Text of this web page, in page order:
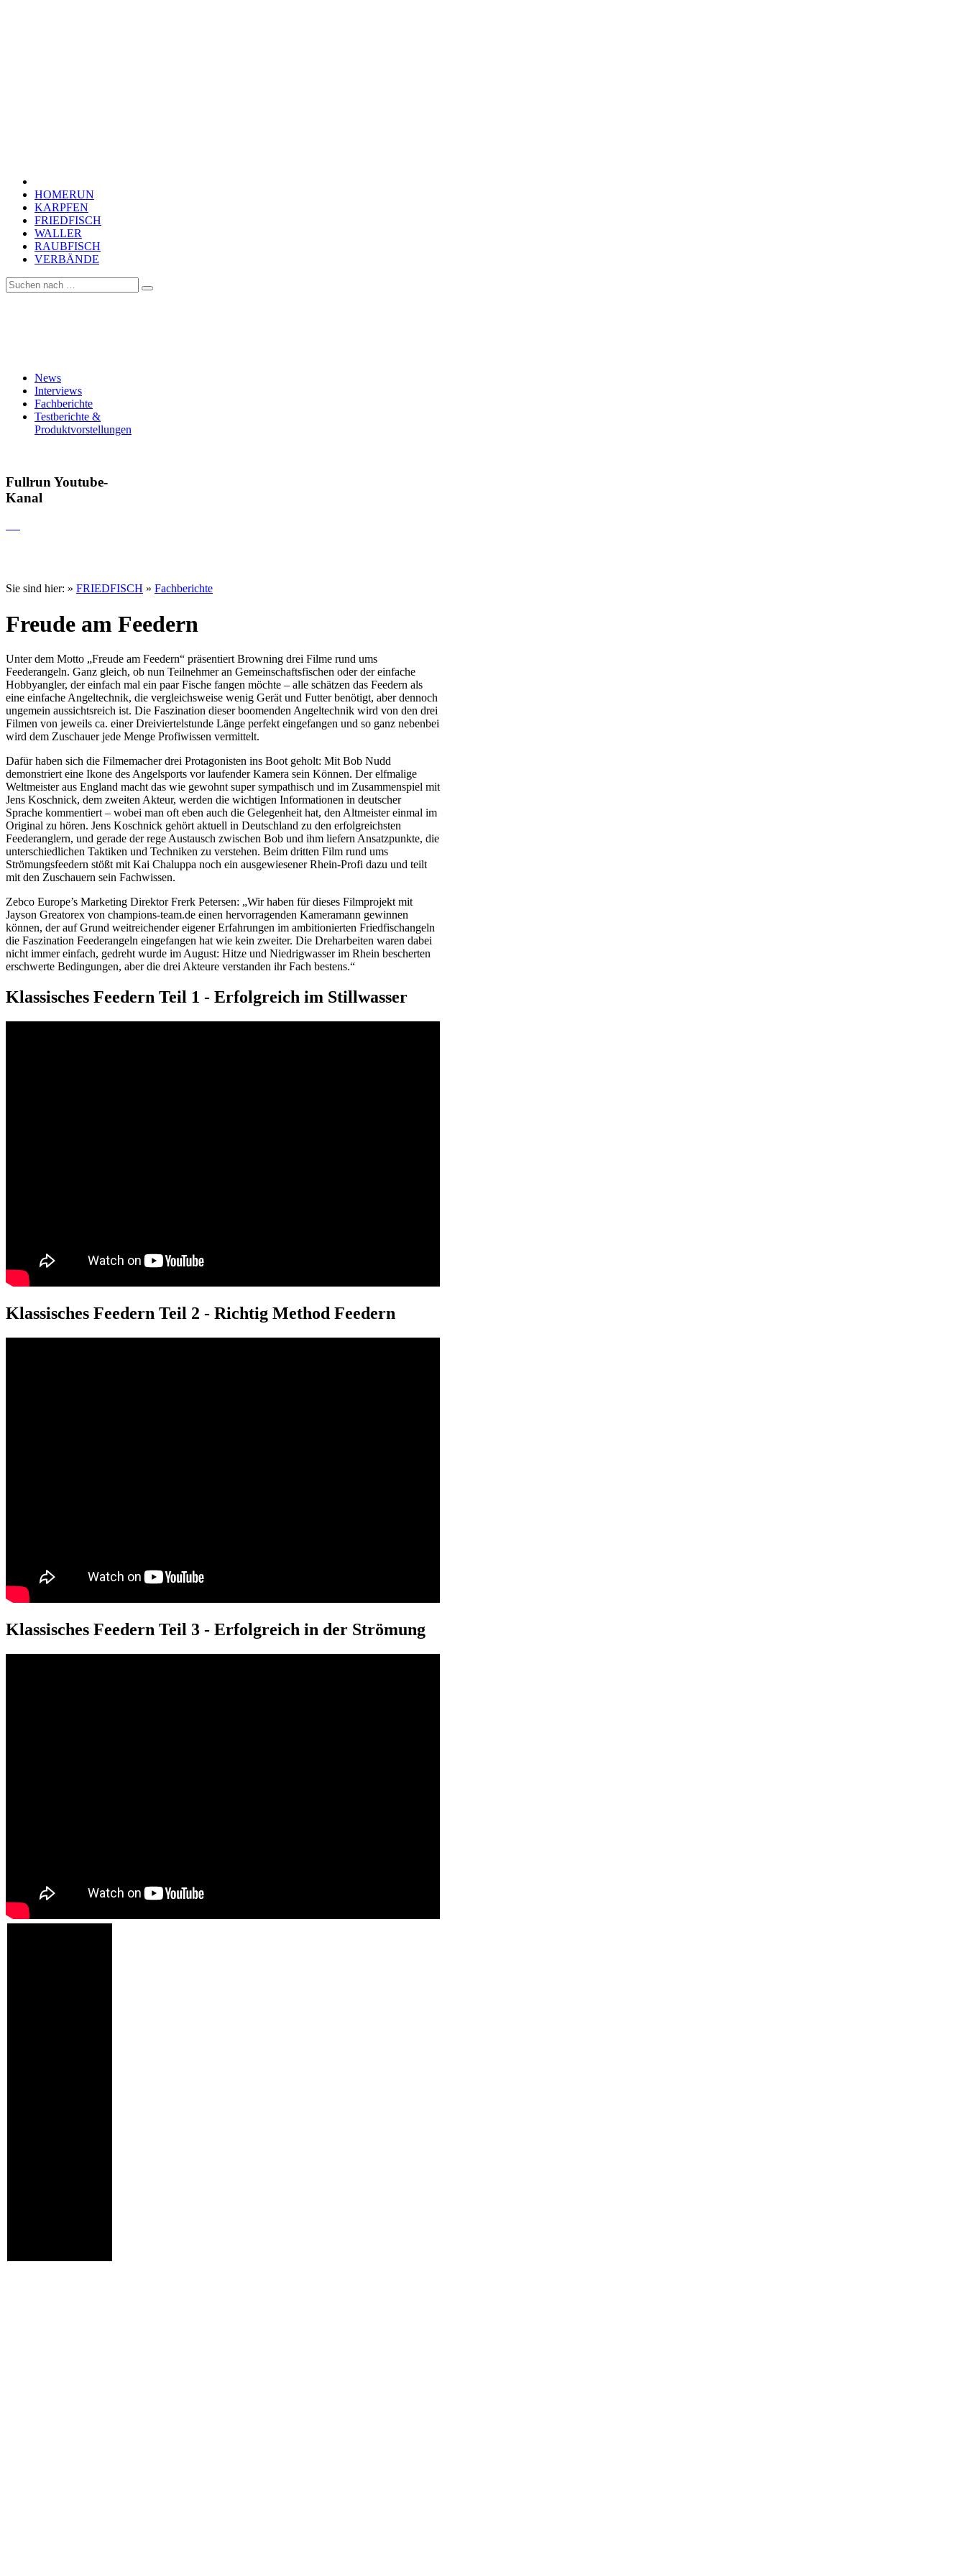
HOMERUN
KARPFEN
FRIEDFISCH
WALLER
RAUBFISCH
VERBÄNDE
News
Interviews
Fachberichte
Testberichte &
Produktvorstellungen
Fullrun Youtube-
Kanal
Sie sind hier: » FRIEDFISCH » Fachberichte
Freude am Feedern
Unter dem Motto „Freude am Feedern“ präsentiert Browning drei Filme rund ums
Feederangeln. Ganz gleich, ob nun Teilnehmer an Gemeinschaftsfischen oder der einfache
Hobbyangler, der einfach mal ein paar Fische fangen möchte – alle schätzen das Feedern als
eine einfache Angeltechnik, die vergleichsweise wenig Gerät und Futter benötigt, aber dennoch
ungemein aussichtsreich ist. Die Faszination dieser boomenden Angeltechnik wird von den drei
Filmen von jeweils ca. einer Dreiviertelstunde Länge perfekt eingefangen und so ganz nebenbei
wird dem Zuschauer jede Menge Profiwissen vermittelt.
Dafür haben sich die Filmemacher drei Protagonisten ins Boot geholt: Mit Bob Nudd
demonstriert eine Ikone des Angelsports vor laufender Kamera sein Können. Der elfmalige
Weltmeister aus England macht das wie gewohnt super sympathisch und im Zusammenspiel mit
Jens Koschnick, dem zweiten Akteur, werden die wichtigen Informationen in deutscher
Sprache kommentiert – wobei man oft eben auch die Gelegenheit hat, den Altmeister einmal im
Original zu hören. Jens Koschnick gehört aktuell in Deutschland zu den erfolgreichsten
Feederanglern, und gerade der rege Austausch zwischen Bob und ihm liefern Ansatzpunkte, die
unterschiedlichen Taktiken und Techniken zu verstehen. Beim dritten Film rund ums
Strömungsfeedern stößt mit Kai Chaluppa noch ein ausgewiesener Rhein-Profi dazu und teilt
mit den Zuschauern sein Fachwissen.
Zebco Europe’s Marketing Direktor Frerk Petersen: „Wir haben für dieses Filmprojekt mit
Jayson Greatorex von champions-team.de einen hervorragenden Kameramann gewinnen
können, der auf Grund weitreichender eigener Erfahrungen im ambitionierten Friedfischangeln
die Faszination Feederangeln eingefangen hat wie kein zweiter. Die Dreharbeiten waren dabei
nicht immer einfach, gedreht wurde im August: Hitze und Niedrigwasser im Rhein bescherten
erschwerte Bedingungen, aber die drei Akteure verstanden ihr Fach bestens.“
Klassisches Feedern Teil 1 - Erfolgreich im Stillwasser
Klassisches Feedern Teil 2 - Richtig Method Feedern
Klassisches Feedern Teil 3 - Erfolgreich in der Strömung